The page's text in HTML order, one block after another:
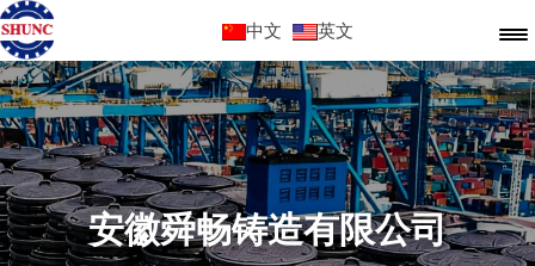
中文 英文
安徽舜畅铸造有限公司